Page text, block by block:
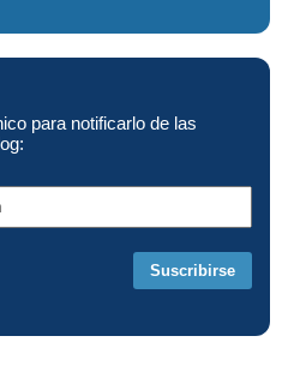
para notificarlo de las